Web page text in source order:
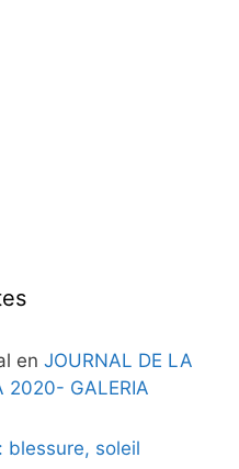
en JOURNAL DE LA
2020- GALERIA
blessure, soleil